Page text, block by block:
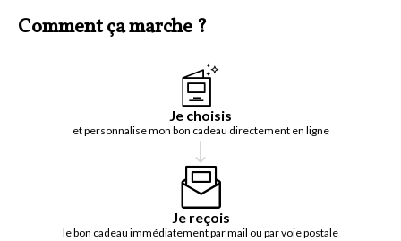
Comment ça marche ?
Je choisis
et personnalise mon bon cadeau directement en ligne
Je reçois
le bon cadeau immédiatement par mail ou par voie postale